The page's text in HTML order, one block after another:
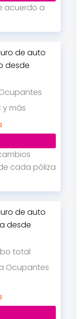
acuerdo a
de auto
desde
y más
cada póliza
de auto
desde
total
Ocupantes